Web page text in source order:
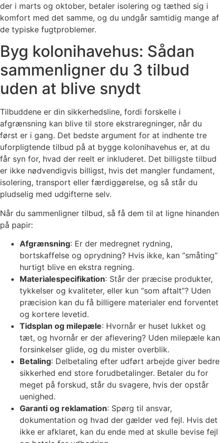
der i marts og oktober, betaler isolering og tæthed sig i
komfort med det samme, og du undgår samtidig mange af
de typiske fugtproblemer.
Byg kolonihavehus: Sådan
sammenligner du 3 tilbud
uden at blive snydt
Tilbuddene er din sikkerhedsline, fordi forskelle i
afgrænsning kan blive til store ekstraregninger, når du
først er i gang. Det bedste argument for at indhente tre
uforpligtende tilbud på at bygge kolonihavehus er, at du
får syn for, hvad der reelt er inkluderet. Det billigste tilbud
er ikke nødvendigvis billigst, hvis det mangler fundament,
isolering, transport eller færdiggørelse, og så står du
pludselig med udgifterne selv.
Når du sammenligner tilbud, så få dem til at ligne hinanden
på papir:
Afgrænsning: Er der medregnet rydning,
bortskaffelse og oprydning? Hvis ikke, kan “småting”
hurtigt blive en ekstra regning.
Materialespecifikation: Står der præcise produkter,
tykkelser og kvaliteter, eller kun “som aftalt”? Uden
præcision kan du få billigere materialer end forventet
og kortere levetid.
Tidsplan og milepæle: Hvornår er huset lukket og
tæt, og hvornår er der aflevering? Uden milepæle kan
forsinkelser glide, og du mister overblik.
Betaling: Delbetaling efter udført arbejde giver bedre
sikkerhed end store forudbetalinger. Betaler du for
meget på forskud, står du svagere, hvis der opstår
uenighed.
Garanti og reklamation: Spørg til ansvar,
dokumentation og hvad der gælder ved fejl. Hvis det
ikke er afklaret, kan du ende med at skulle bevise fejl